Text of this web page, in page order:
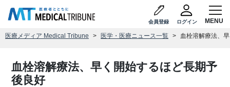
会員登録 ログイン
医療メディア Medical Tribune 医学・医療ニュース一覧 血栓溶解療法、
血栓溶解療法、早く開始するほど長期予
後良好